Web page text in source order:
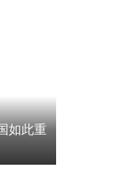
令收紧“出生公民
生育旅游”
如此重